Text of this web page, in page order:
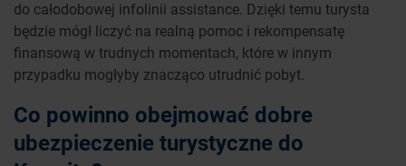
do całodobowej infolinii assistance. Dzięki temu turysta
będzie mógł liczyć na realną pomoc i rekompensatę
finansową w trudnych momentach, które w innym
przypadku mogłyby znacząco utrudnić pobyt.
Co powinno obejmować dobre
ubezpieczenie turystyczne do